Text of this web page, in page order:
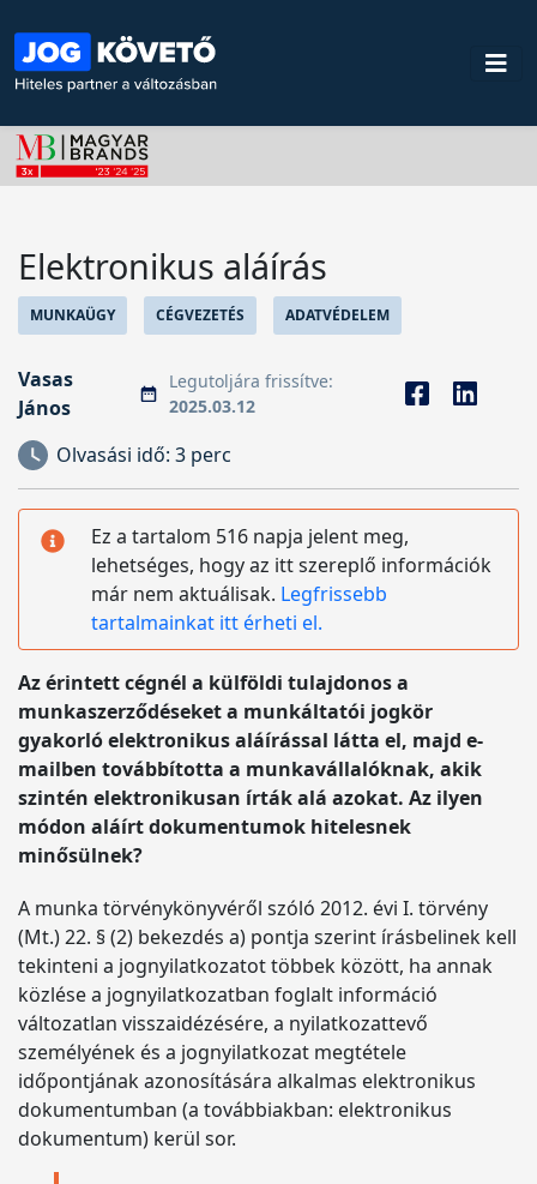
Elektronikus aláírás
MUNKAÜGY CÉGVEZETÉS ADATVÉDELEM
Vasas
János
Legutoljára frissítve:
2025.03.12
Olvasási idő: 3 perc
Ez a tartalom 516 napja jelent meg,
lehetséges, hogy az itt szereplő információk
már nem aktuálisak. Legfrissebb
tartalmainkat itt érheti el.
Az érintett cégnél a külföldi tulajdonos a
munkaszerződéseket a munkáltatói jogkör
gyakorló elektronikus aláírással látta el, majd e-
mailben továbbította a munkavállalóknak, akik
szintén elektronikusan írták alá azokat. Az ilyen
módon aláírt dokumentumok hitelesnek
minősülnek?
A munka törvénykönyvéről szóló 2012. évi I. törvény
(Mt.) 22. § (2) bekezdés a) pontja szerint írásbelinek kell
tekinteni a jognyilatkozatot többek között, ha annak
közlése a jognyilatkozatban foglalt információ
változatlan visszaidézésére, a nyilatkozattevő
személyének és a jognyilatkozat megtétele
időpontjának azonosítására alkalmas elektronikus
dokumentumban (a továbbiakban: elektronikus
dokumentum) kerül sor.